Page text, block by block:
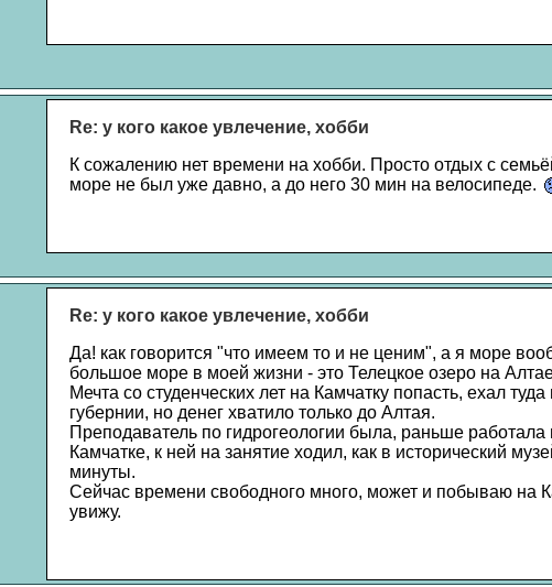
Re: у кого какое увлечение, хобби
К сожалению нет времени на хобби. Просто отдых с
море не был уже давно, а до него 30 мин на велосипеде.
Re: у кого какое увлечение, хобби
Да! как говорится "что имеем то и не ценим", а я море
большое море в моей жизни - это Телецкое озеро на
Мечта со студенческих лет на Камчатку попасть, ехал
губернии, но денег хватило только до Алтая.
Преподаватель по гидрогеологии была, раньше работала
Камчатке, к ней на занятие ходил, как в исторический
минуты.
Сейчас времени свободного много, может и побываю на
увижу.